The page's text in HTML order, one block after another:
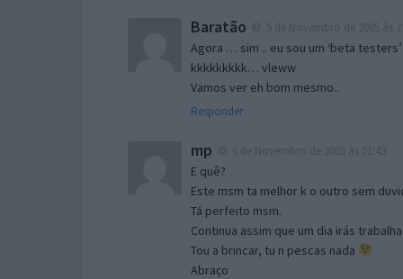
Baratão
Agora … sim .. eu sou um ‘beta testers’
kkkkkkkkk… vleww
Vamos ver eh bom mesmo..
Responder
mp
E quê?
Este msm ta melhor k o outro sem
Tá perfeito msm.
Continua assim que um dia irás
Tou a brincar, tu n pescas nada
Abraço